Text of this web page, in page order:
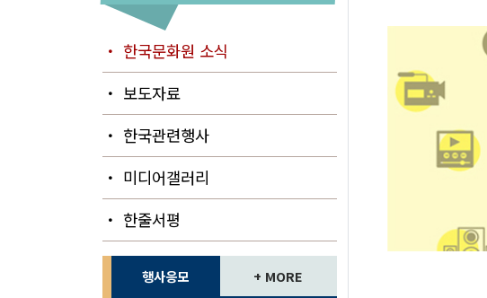
・ 한국문화원 소식
・ 보도자료
・ 한국관련행사
・ 미디어갤러리
・ 한줄서평
행사응모 + MORE